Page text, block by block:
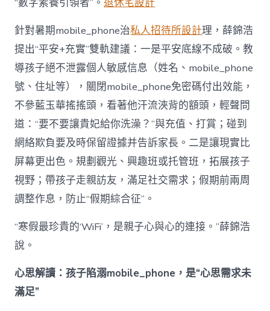
針對暑期mobile_phone治私人招待所設計理，薛錦浩
提出“平安+充實”雙軌建議：一是平安底線不成破。教
導孩子絕不泄露個人敏感信息（姓名、mobile_phone
號、住址等），關閉mobile_phone免密碼付出效能，
不參藍玉華搖搖頭，看著他汗流浹背的額頭，輕聲問
道：“要不要讓貴妃給你洗澡？”與充值、打賞；碰到
網絡欺負要及時保留證據并告訴家長。二是讓現實比
屏幕更出色。規劃觀光、興趣班或托管班，拓展孩子
視野；帶孩子走親訪友，滿足社交需求；假期前兩周
調整作息，防止“假期綜合征”。
“寒假最珍貴的‘WiFi’，是親子心與心的連接。”薛錦浩
說。
心思解讀：孩子陷溺mobile_phone，是“心思需求未
滿足”